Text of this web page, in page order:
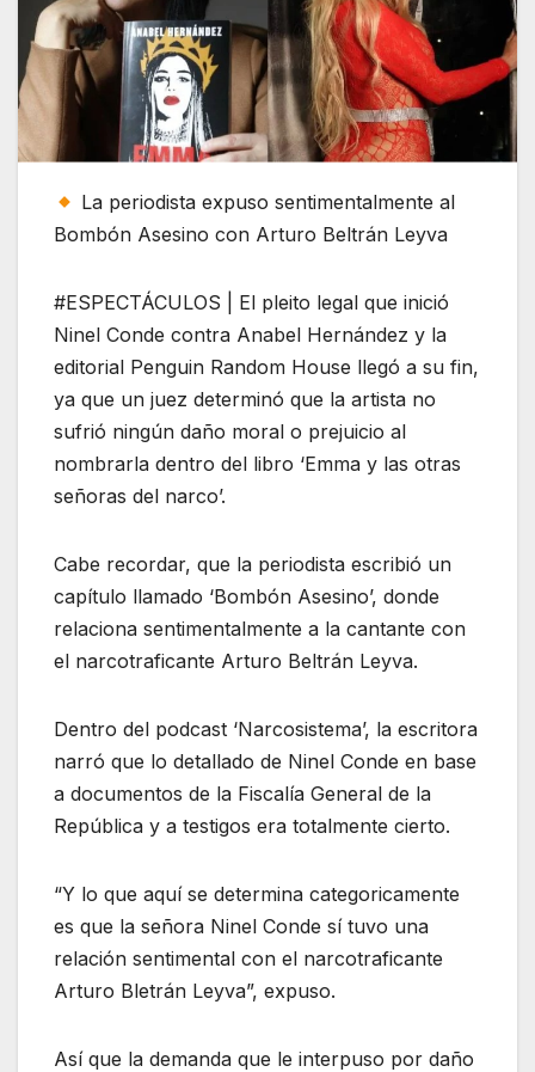
La periodista expuso sentimentalmente al
Bombón Asesino con Arturo Beltrán Leyva
#ESPECTÁCULOS | El pleito legal que inició
Ninel Conde contra Anabel Hernández y la
editorial Penguin Random House llegó a su fin,
ya que un juez determinó que la artista no
sufrió ningún daño moral o prejuicio al
nombrarla dentro del libro ‘Emma y las otras
señoras del narco’.
Cabe recordar, que la periodista escribió un
capítulo llamado ‘Bombón Asesino’, donde
relaciona sentimentalmente a la cantante con
el narcotraficante Arturo Beltrán Leyva.
Dentro del podcast ‘Narcosistema’, la escritora
narró que lo detallado de Ninel Conde en base
a documentos de la Fiscalía General de la
República y a testigos era totalmente cierto.
“Y lo que aquí se determina categoricamente
es que la señora Ninel Conde sí tuvo una
relación sentimental con el narcotraficante
Arturo Bletrán Leyva”, expuso.
Así que la demanda que le interpuso por daño